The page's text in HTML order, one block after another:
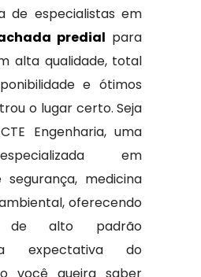
de especialistas em
predial para
alta qualidade, total
e ótimos
o lugar certo. Seja
Engenharia, uma
em
segurança, medicina
oferecendo
de alto padrão
expectativa do